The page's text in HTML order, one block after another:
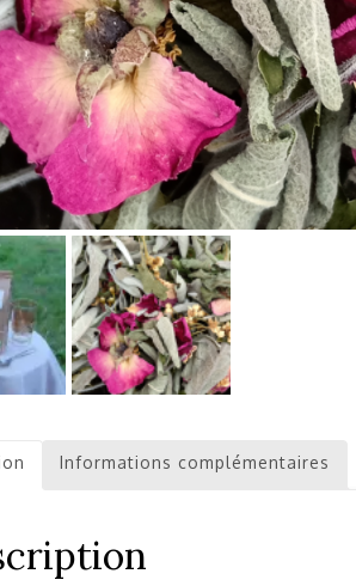
Informations complémentaires